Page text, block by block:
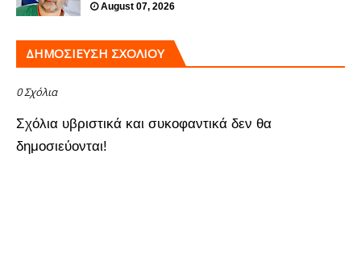
August 07, 2026
ΔΗΜΟΣΊΕΥΣΗ ΣΧΟΛΊΟΥ
0 Σχόλια
Σχόλια υβριστικά και συκοφαντικά δεν θα
δημοσιεύονται!